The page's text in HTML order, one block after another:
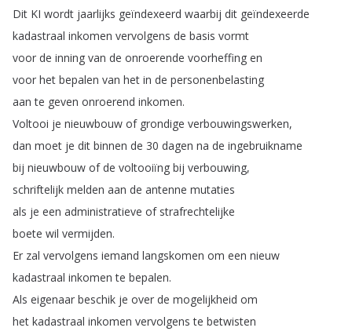
Dit KI wordt jaarlijks geïndexeerd waarbij dit geïndexeerde
kadastraal inkomen vervolgens de basis vormt
voor de inning van de onroerende voorheffing en
voor het bepalen van het in de personenbelasting
aan te geven onroerend inkomen.
Voltooi je nieuwbouw of grondige verbouwingswerken,
dan moet je dit binnen de 30 dagen na de ingebruikname
bij nieuwbouw of de voltooiïng bij verbouwing,
schriftelijk melden aan de antenne mutaties
als je een administratieve of strafrechtelijke
boete wil vermijden.
Er zal vervolgens iemand langskomen om een nieuw
kadastraal inkomen te bepalen.
Als eigenaar beschik je over de mogelijkheid om
het kadastraal inkomen vervolgens te betwisten